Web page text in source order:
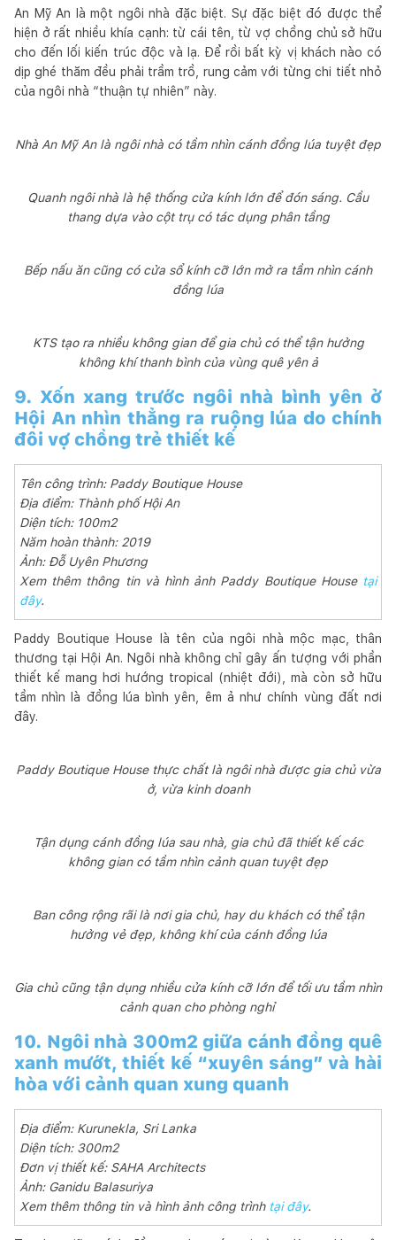
An Mỹ An là một ngôi nhà đặc biệt. Sự đặc biệt đó được thể
hiện ở rất nhiều khía cạnh: từ cái tên, từ vợ chồng chủ sở hữu
cho đến lối kiến trúc độc và lạ. Để rồi bất kỳ vị khách nào có
dịp ghé thăm đều phải trầm trồ, rung cảm với từng chi tiết nhỏ
của ngôi nhà “thuận tự nhiên” này.
Nhà An Mỹ An là ngôi nhà có tầm nhìn cánh đồng lúa tuyệt đẹp
Quanh ngôi nhà là hệ thống cửa kính lớn để đón sáng. Cầu
thang dựa vào cột trụ có tác dụng phân tầng
Bếp nấu ăn cũng có cửa sổ kính cỡ lớn mở ra tầm nhìn cánh
đồng lúa
KTS tạo ra nhiều không gian để gia chủ có thể tận hưởng
không khí thanh bình của vùng quê yên ả
9. Xốn xang trước ngôi nhà bình yên ở
Hội An nhìn thẳng ra ruộng lúa do chính
đôi vợ chồng trẻ thiết kế
Tên công trình: Paddy Boutique House
Địa điểm: Thành phố Hội An
Diện tích: 100m2
Năm hoàn thành: 2019
Ảnh: Đỗ Uyên Phương
Xem thêm thông tin và hình ảnh Paddy Boutique House tại
đây.
Paddy Boutique House là tên của ngôi nhà mộc mạc, thân
thương tại Hội An. Ngôi nhà không chỉ gây ấn tượng với phần
thiết kế mang hơi hướng tropical (nhiệt đới), mà còn sở hữu
tầm nhìn là đồng lúa bình yên, êm ả như chính vùng đất nơi
đây.
Paddy Boutique House thực chất là ngôi nhà được gia chủ vừa
ở, vừa kinh doanh
Tận dụng cánh đồng lúa sau nhà, gia chủ đã thiết kế các
không gian có tầm nhìn cảnh quan tuyệt đẹp
Ban công rộng rãi là nơi gia chủ, hay du khách có thể tận
hưởng vẻ đẹp, không khí của cánh đồng lúa
Gia chủ cũng tận dụng nhiều cửa kính cỡ lớn để tối ưu tầm nhìn
cảnh quan cho phòng nghỉ
10. Ngôi nhà 300m2 giữa cánh đồng quê
xanh mướt, thiết kế “xuyên sáng” và hài
hòa với cảnh quan xung quanh
Địa điểm: Kurunekla, Sri Lanka
Diện tích: 300m2
Đơn vị thiết kế: SAHA Architects
Ảnh: Ganidu Balasuriya
Xem thêm thông tin và hình ảnh công trình tại đây.